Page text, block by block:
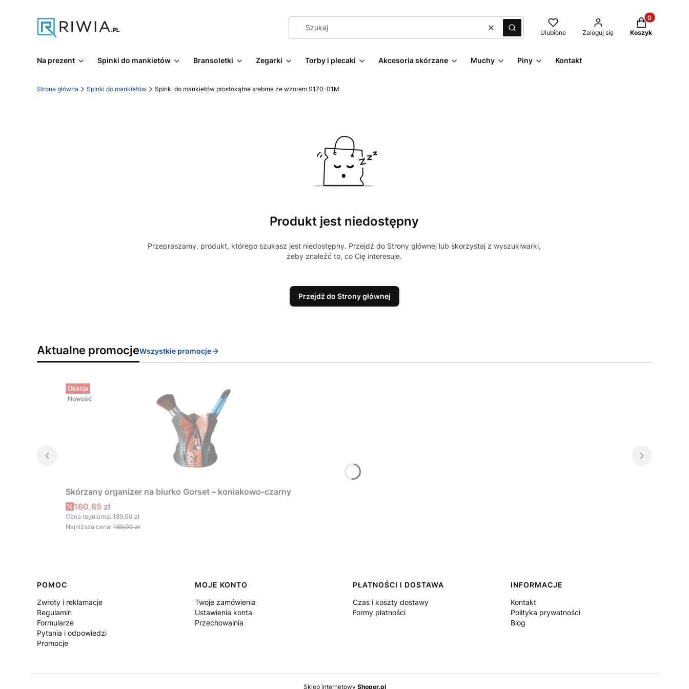
WyczyśćSzukaj Ulubione Zaloguj się
Produkty w
Koszyk
Na prezent Spinki do mankietów Bransoletki Zegarki Torby i plecaki Akcesoria skórzane Muchy Piny Kontakt
Strona główna Spinki do mankietów Spinki do mankietów prostokątne srebrne ze wzorem S170-01M
Produkt jest niedostępny
Przepraszamy, produkt, którego szukasz jest niedostępny. Przejdź do Strony głównej lub skorzystaj z wyszukiwarki,
żeby znaleźć to, co Cię interesuje.
Przejdź do Strony głównej
Aktualne promocjeWszystkie promocje
Okazja
Nowość
Skórzany organizer na biurko Gorset – koniakowo-czarny
Cena promocyjna
160,65 zł
Cena regularna: 189,00 zł
Najniższa cena: 189,00 zł
Linki w stopce
POMOC
Zwroty i reklamacje
Regulamin
Formularze
Pytania i odpowiedzi
Promocje
MOJE KONTO
Twoje zamówienia
Ustawienia konta
Przechowalnia
PŁATNOŚCI I DOSTAWA
Czas i koszty dostawy
Formy płatności
INFORMACJE
Kontakt
Polityka prywatności
Blog
Sklep internetowy Shoper.pl